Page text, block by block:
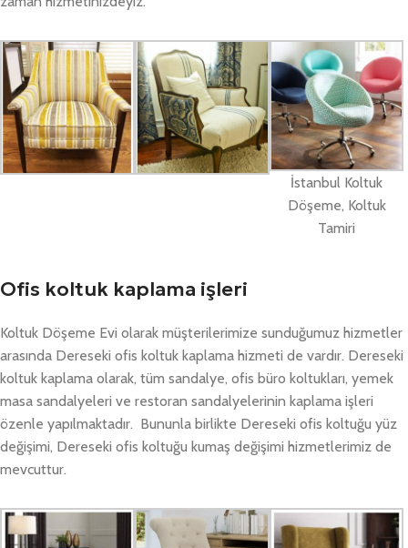
İstanbul Koltuk
Döşeme, Koltuk
Tamiri
Ofis koltuk kaplama işleri
Koltuk Döşeme Evi olarak müşterilerimize sunduğumuz hizmetler
arasında Dereseki ofis koltuk kaplama hizmeti de vardır. Dereseki
koltuk kaplama olarak, tüm sandalye, ofis büro koltukları, yemek
masa sandalyeleri ve restoran sandalyelerinin kaplama işleri
özenle yapılmaktadır. Bununla birlikte Dereseki ofis koltuğu yüz
değişimi, Dereseki ofis koltuğu kumaş değişimi hizmetlerimiz de
mevcuttur.